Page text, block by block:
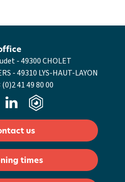
- 49300 CHOLET
- 49310 LYS-HAUT-LAYON
(0)2 41 49 80 00
us
times